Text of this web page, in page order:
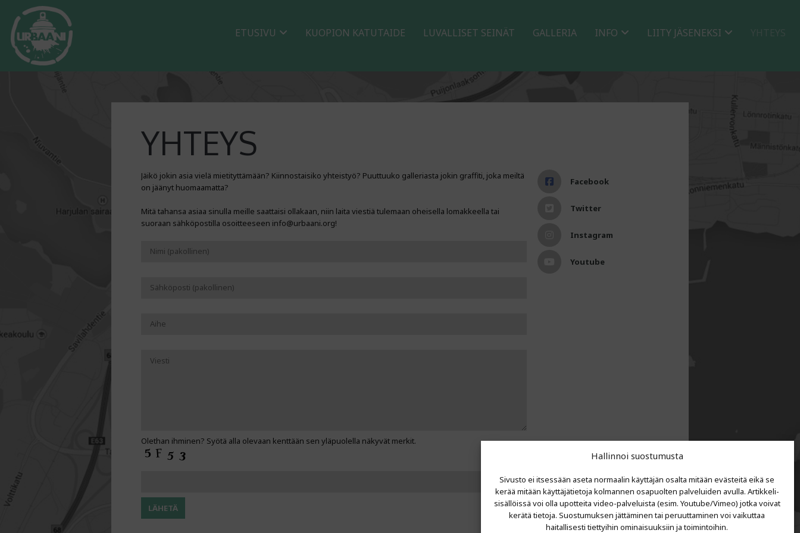
Hallinnoi suostumusta
Sivusto ei itsessään aseta normaalin käyttäjän osalta mitään evästeitä eikä se
kerää mitään käyttäjätietoja kolmannen osapuolten palveluiden avulla. Artikkeli-
sisällöissä voi olla upotteita video-palveluista (esim. Youtube/Vimeo) jotka voivat
kerätä tietoja. Suostumuksen jättäminen tai peruuttaminen voi vaikuttaa
haitallisesti tiettyihin ominaisuuksiin ja toimintoihin.
ETUSIVU KUOPION KATUTAIDE LUVALLISET SEINÄT GALLERIA INFO LIITY JÄSENEKSI
YHTEYS
Jäikö jokin asia vielä mietityttämään? Kiinnostaisiko yhteistyö? Puuttuuko galleriasta jokin graffiti, joka meiltä
on jäänyt huomaamatta?
Mitä tahansa asiaa sinulla meille saattaisi ollakaan, niin laita viestiä tulemaan oheisella lomakkeella tai
suoraan sähköpostilla osoitteeseen info@urbaani.org!
Olethan ihminen? Syötä alla olevaan kenttään sen yläpuolella näkyvät merkit.
Facebook
Twitter
Instagram
Youtube